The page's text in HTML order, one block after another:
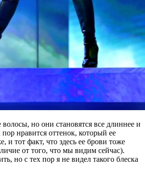
но они становятся все длиннее и
нравится оттенок, который ее
и тот факт, что здесь ее брови тоже
от того, что мы видим сейчас).
но с тех пор я не видел такого блеска